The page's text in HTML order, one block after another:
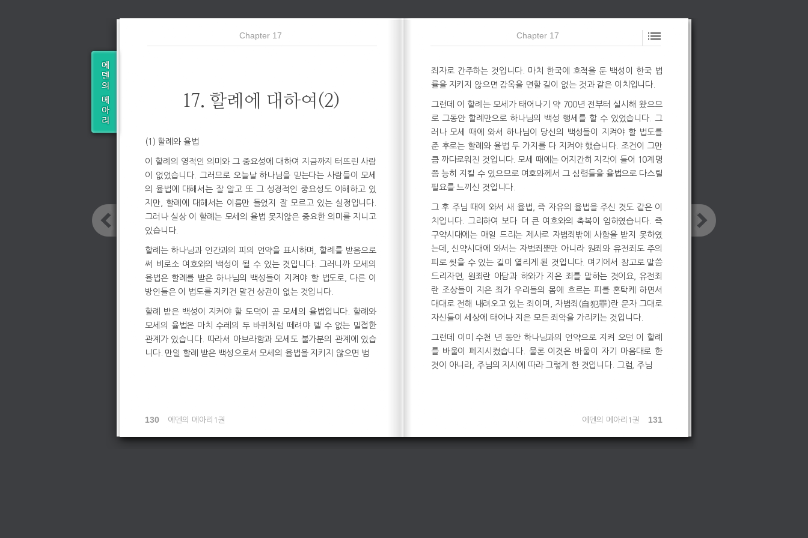
Chapter 17
17. 할례에 대하여(2)
(1) 할례와 율법
이 할례의 영적인 의미와 그 중요성에 대하여 지금까지 터뜨린 사람
이 없었습니다. 그러므로 오늘날 하나님을 믿는다는 사람들이 모세
의 율법에 대해서는 잘 알고 또 그 성경적인 중요성도 이해하고 있
지만, 할례에 대해서는 이름만 들었지 잘 모르고 있는 실정입니다.
그러나 실상 이 할례는 모세의 율법 못지않은 중요한 의미를 지니고
있습니다.
할례는 하나님과 인간과의 피의 언약을 표시하며, 할례를 받음으로
써 비로소 여호와의 백성이 될 수 있는 것입니다. 그러니까 모세의
율법은 할례를 받은 하나님의 백성들이 지켜야 할 법도로, 다른 이
방인들은 이 법도를 지키건 말건 상관이 없는 것입니다.
할례 받은 백성이 지켜야 할 도덕이 곧 모세의 율법입니다. 할례와
모세의 율법은 마치 수레의 두 바퀴처럼 떼려야 뗄 수 없는 밀접한
관계가 있습니다. 따라서 아브라함과 모세도 불가분의 관계에 있습
니다. 만일 할례 받은 백성으로서 모세의 율법을 지키지 않으면 범
130 에덴의 메아리1권
Chapter 17
죄자로 간주하는 것입니다. 마치 한국에 호적을 둔 백성이 한국 법
률을 지키지 않으면 감옥을 면할 길이 없는 것과 같은 이치입니다.
그런데 이 할례는 모세가 태어나기 약 700년 전부터 실시해 왔으므
로 그동안 할례만으로 하나님의 백성 행세를 할 수 있었습니다. 그
러나 모세 때에 와서 하나님이 당신의 백성들이 지켜야 할 법도를
준 후로는 할례와 율법 두 가지를 다 지켜야 했습니다. 조건이 그만
큼 까다로워진 것입니다. 모세 때에는 어지간히 지각이 들어 10계명
쯤 능히 지킬 수 있으므로 여호와께서 그 심령들을 율법으로 다스릴
필요를 느끼신 것입니다.
그 후 주님 때에 와서 새 율법, 즉 자유의 율법을 주신 것도 같은 이
치입니다. 그리하여 보다 더 큰 여호와의 축복이 임하였습니다. 즉
구약시대에는 매일 드리는 제사로 자범죄밖에 사함을 받지 못하였
는데, 신약시대에 와서는 자범죄뿐만 아니라 원죄와 유전죄도 주의
피로 씻을 수 있는 길이 열리게 된 것입니다. 여기에서 참고로 말씀
드리자면, 원죄란 아담과 하와가 지은 죄를 말하는 것이요, 유전죄
란 조상들이 지은 죄가 우리들의 몸에 흐르는 피를 혼탁케 하면서
대대로 전해 내려오고 있는 죄이며, 자범죄(自犯罪)란 문자 그대로
자신들이 세상에 태어나 지은 모든 죄악을 가리키는 것입니다.
그런데 이미 수천 년 동안 하나님과의 언약으로 지켜 오던 이 할례
를 바울이 폐지시켰습니다. 물론 이것은 바울이 자기 마음대로 한
것이 아니라, 주님의 지시에 따라 그렇게 한 것입니다. 그럼, 주님
에덴의 메아리1권 131